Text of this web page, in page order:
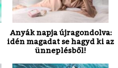
Anyák napja újragondolva:
idén magadat se hagyd ki az
ünneplésből!